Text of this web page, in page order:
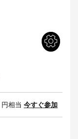
円相当 今すぐ参加